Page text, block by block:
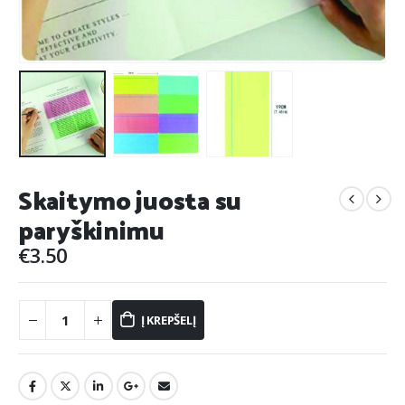
Skaitymo juosta su
paryškinimu
€3.50
Į KREPŠELĮ